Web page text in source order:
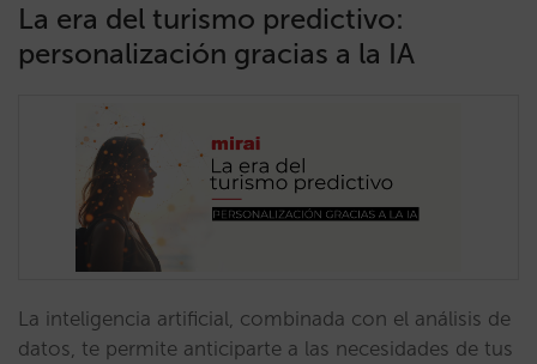
La era del turismo predictivo:
personalización gracias a la IA
La inteligencia artificial, combinada con el análisis de
datos, te permite anticiparte a las necesidades de tus